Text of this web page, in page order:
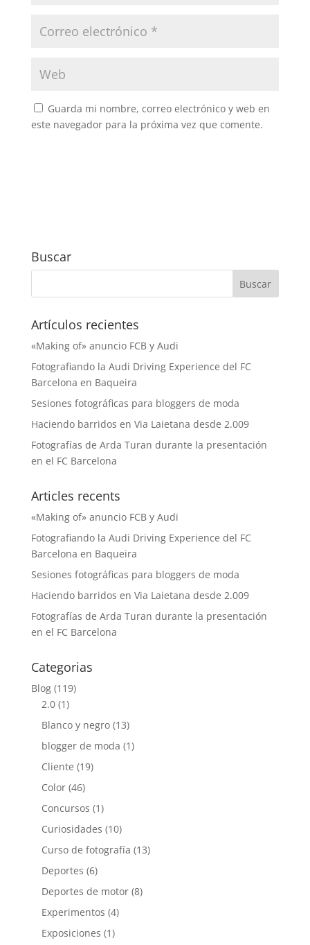
Guarda mi nombre, correo electrónico y web en
este navegador para la próxima vez que comente.
Buscar
Artículos recientes
«Making of» anuncio FCB y Audi
Fotografiando la Audi Driving Experience del FC
Barcelona en Baqueira
Sesiones fotográficas para bloggers de moda
Haciendo barridos en Via Laietana desde 2.009
Fotografías de Arda Turan durante la presentación
en el FC Barcelona
Articles recents
«Making of» anuncio FCB y Audi
Fotografiando la Audi Driving Experience del FC
Barcelona en Baqueira
Sesiones fotográficas para bloggers de moda
Haciendo barridos en Via Laietana desde 2.009
Fotografías de Arda Turan durante la presentación
en el FC Barcelona
Categorias
Blog(119)
2.0(1)
Blanco y negro(13)
blogger de moda (1)
Cliente (19)
Color(46)
Concursos (1)
Curiosidades (10)
Curso de fotografía (13)
Deportes (6)
Deportes de motor(8)
Experimentos (4)
Exposiciones (1)